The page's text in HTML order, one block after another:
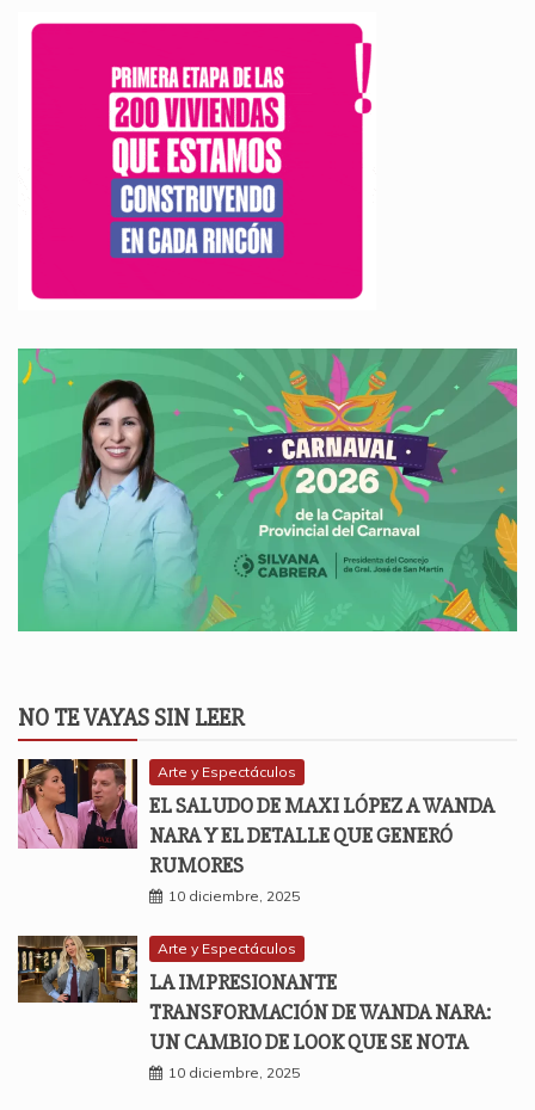
NO TE VAYAS SIN LEER
Arte y Espectáculos
EL SALUDO DE MAXI LÓPEZ A WANDA
NARA Y EL DETALLE QUE GENERÓ
RUMORES
10 diciembre, 2025
Arte y Espectáculos
LA IMPRESIONANTE
TRANSFORMACIÓN DE WANDA NARA:
UN CAMBIO DE LOOK QUE SE NOTA
10 diciembre, 2025